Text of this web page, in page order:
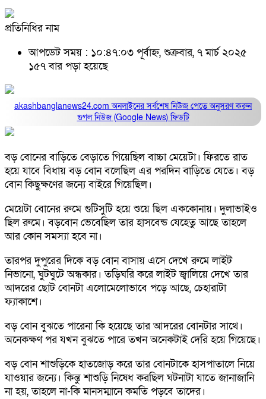
প্রতিনিধির নাম
আপডেট সময় : ১০:৪৭:০৩ পূর্বাহ্ন, শুক্রবার, ৭ মার্চ ২০২৫
১৫৭ বার পড়া হয়েছে
akashbanglanews24.com অনলাইনের সর্বশেষ নিউজ পেতে অনুসরণ করুন
গুগল নিউজ (Google News)ফিডটি
বড় বোনের বাড়িতে বেড়াতে গিয়েছিল বাচ্চা মেয়েটা। ফিরতে রাত
হয়ে যাবে বিধায় বড় বোন বলেছিল এর পরদিন বাড়িতে যেতে। বড়
বোন কিছুক্ষণের জন্যে বাইরে গিয়েছিল।
মেয়েটা বোনের রুমে গুটিসুটি হয়ে শুয়ে ছিল এককোনায়। দুলাভাইও
ছিল রুমে। বড়বোন ভেবেছিল তার হাসবেন্ড যেহেতু আছে তাহলে
আর কোন সমস্যা হবে না।
তারপর দুপুরের দিকে বড় বোন বাসায় এসে দেখে রুমে লাইট
নিভানো, ঘুটঘুটে অন্ধকার। তড়িঘরি করে লাইট জ্বালিয়ে দেখে তার
আদরের ছোট বোনটা এলোমেলোভাবে পড়ে আছে, চেহারাটা
ফ্যাকাশে।
বড় বোন বুঝতে পারেনা কি হয়েছে তার আদরের বোনটার সাথে।
অনেকক্ষণ পর যখন বুঝতে পারে তখন অনেকটাই দেরি হয়ে গিয়েছে।
বড় বোন শাশুড়িকে হাতজোড় করে তার বোনটাকে হাসপাতালে নিয়ে
যাওয়ার জন্যে। কিন্তু শাশুড়ি নিষেধ করছিল ঘটনাটা যাতে জানাজানি
না হয়, তাহলে না-কি মানসম্মানে কমতি পড়বে তাদের।